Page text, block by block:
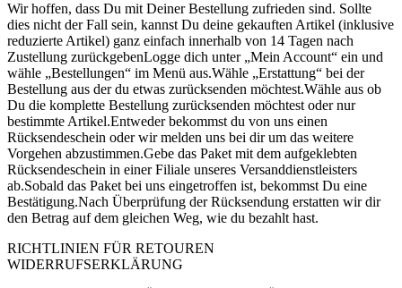
Wir hoffen, dass Du mit Deiner Bestellung zufrieden sind. Sollte
dies nicht der Fall sein, kannst Du deine gekauften Artikel (inklusive
reduzierte Artikel) ganz einfach innerhalb von 14 Tagen nach
Zustellung zurückgebenLogge dich unter „Mein Account“ ein und
wähle „Bestellungen“ im Menü aus.Wähle „Erstattung“ bei der
Bestellung aus der du etwas zurücksenden möchtest.Wähle aus ob
Du die komplette Bestellung zurücksenden möchtest oder nur
bestimmte Artikel.Entweder bekommst du von uns einen
Rücksendeschein oder wir melden uns bei dir um das weitere
Vorgehen abzustimmen.Gebe das Paket mit dem aufgeklebten
Rücksendeschein in einer Filiale unseres Versanddienstleisters
ab.Sobald das Paket bei uns eingetroffen ist, bekommst Du eine
Bestätigung.Nach Überprüfung der Rücksendung erstatten wir dir
den Betrag auf dem gleichen Weg, wie du bezahlt hast.
RICHTLINIEN FÜR RETOUREN
WIDERRUFSERKLÄRUNG